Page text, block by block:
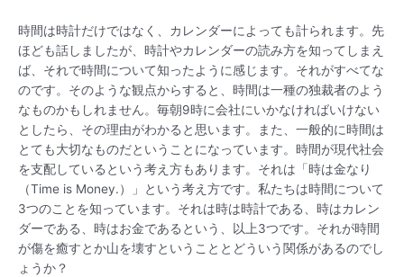
時間は時計だけではなく、カレンダーによっても計られます。先
ほども話しましたが、時計やカレンダーの読み方を知ってしまえ
ば、それで時間について知ったように感じます。それがすべてな
のです。そのような観点からすると、時間は一種の独裁者のよう
なものかもしれません。毎朝9時に会社にいかなければいけない
としたら、その理由がわかると思います。また、一般的に時間は
とても大切なものだということになっています。時間が現代社会
を支配しているという考え方もあります。それは「時は金なり
（Time is Money.）」という考え方です。私たちは時間について
3つのことを知っています。それは時は時計である、時はカレン
ダーである、時はお金であるという、以上3つです。それが時間
が傷を癒すとか山を壊すということとどういう関係があるのでし
ょうか？